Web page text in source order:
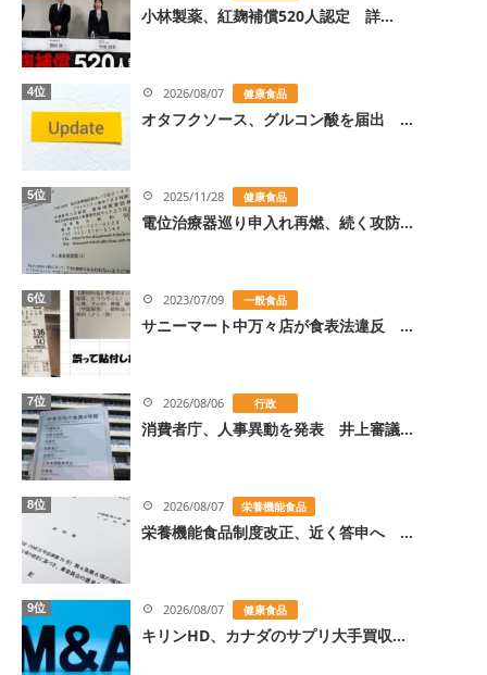
小林製薬、紅麹補償520人認定 詳...
4位 2026/08/07 健康食品
オタフクソース、グルコン酸を届出 ...
5位 2025/11/28 健康食品
電位治療器巡り申入れ再燃、続く攻防...
6位 2023/07/09 一般食品
サニーマート中万々店が食表法違反 ...
7位 2026/08/06 行政
消費者庁、人事異動を発表 井上審議...
8位 2026/08/07 栄養機能食品
栄養機能食品制度改正、近く答申へ ...
9位 2026/08/07 健康食品
キリンHD、カナダのサプリ大手買収...